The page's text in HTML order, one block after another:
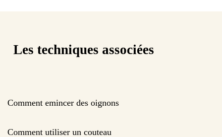
Les techniques associées
Comment emincer des oignons
Comment utiliser un couteau